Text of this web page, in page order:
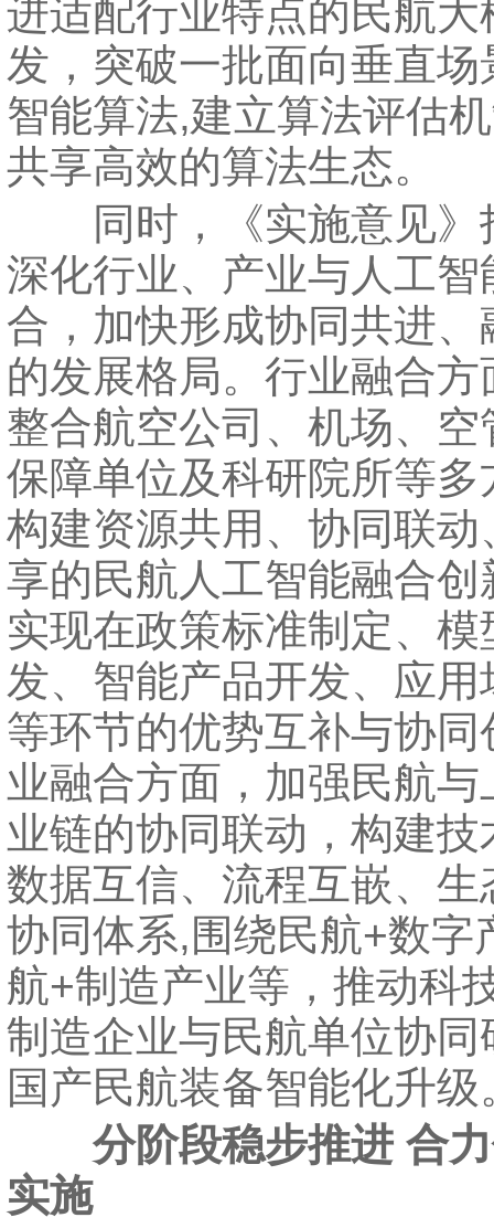
进适配行业特点的民航大
发，突破一批面向垂直场
智能算法,建立算法评估
共享高效的算法生态。
同时，《实施意见》
深化行业、产业与人工智
合，加快形成协同共进、
的发展格局。行业融合方
整合航空公司、机场、空
保障单位及科研院所等多
构建资源共用、协同联动
享的民航人工智能融合创
实现在政策标准制定、模
发、智能产品开发、应用
等环节的优势互补与协同
业融合方面，加强民航与
业链的协同联动，构建技
数据互信、流程互嵌、生
协同体系,围绕民航+数字
航+制造产业等，推动科
制造企业与民航单位协同
国产民航装备智能化升级
分阶段稳步推进 合
实施